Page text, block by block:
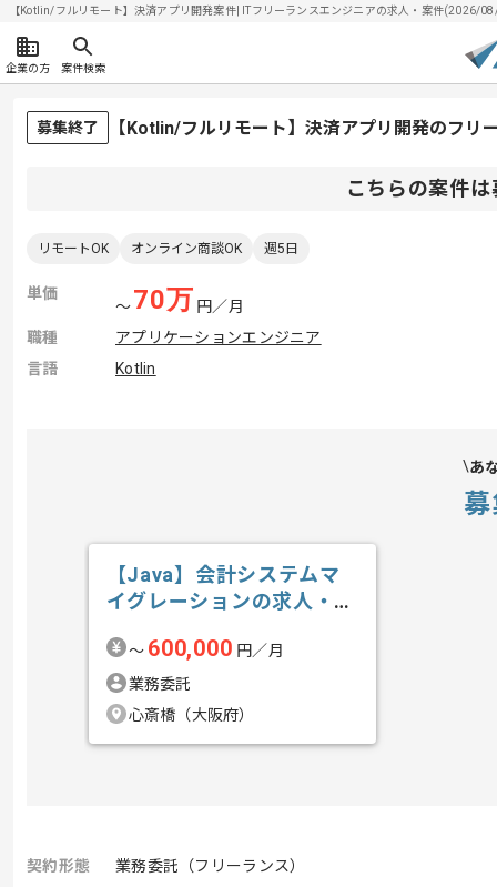
【Kotlin/フルリモート】決済アプリ開発案件| ITフリーランスエンジニアの求人・案件(2026/
企業の方 案件検索
募集終了 【Kotlin/フルリモート】決済アプリ開発のフリ
こちらの案件
リモートOK オンライン商談OK 週5日
単価
〜70万 円／月
職種
アプリケーションエンジニア
言語
Kotlin
あ
【Java】会計システムマ
イグレーションの求人・案
〜 600,000 円／月
業務委託
心斎橋（大阪府）
契約形態
業務委託（フリーランス）